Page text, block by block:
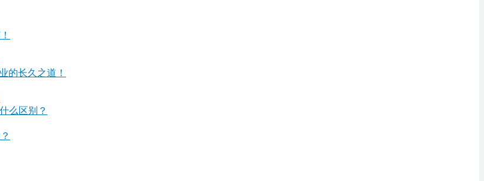
的长久之道！
么区别？